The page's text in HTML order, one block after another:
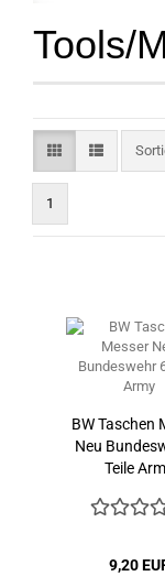
Tools/
1
BW Taschen
Neu
Teile
9,20